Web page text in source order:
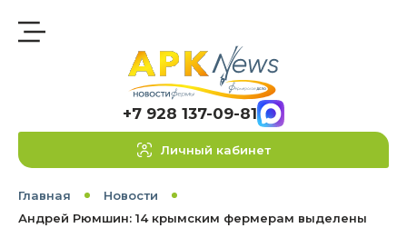
+7 928 137-09-81
Личный кабинет
Главная
Новости
Андрей Рюмшин: 14 крымским фермерам выделены